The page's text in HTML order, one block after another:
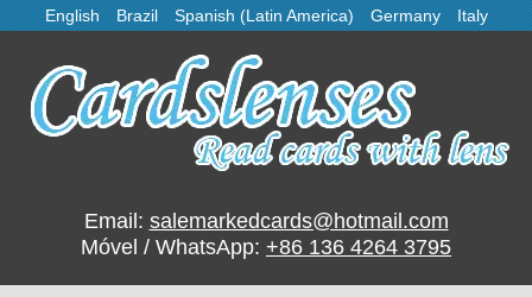
English Brazil Spanish (Latin America) Germany Italy
Email: salemarkedcards@hotmail.com
Móvel / WhatsApp: +86 136 4264 3795